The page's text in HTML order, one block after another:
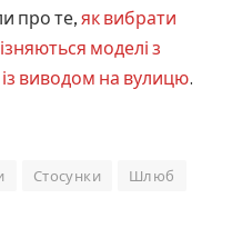
про те, як вибрати
моделі з
із виводом на вулицю.
Стосунки Шлюб